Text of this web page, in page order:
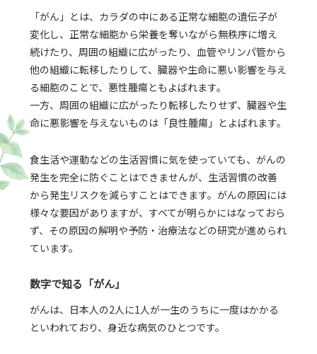
「がん」とは、カラダの中にある正常な細胞の遺伝子が
変化し、正常な細胞から栄養を奪いながら無秩序に増え
続けたり、周囲の組織に広がったり、血管やリンパ管から
他の組織に転移したりして、臓器や生命に悪い影響を与え
る細胞のことで、悪性腫瘍ともよばれます。
一方、周囲の組織に広がったり転移したりせず、臓器や生
命に悪影響を与えないものは「良性腫瘍」とよばれます。
食生活や運動などの生活習慣に気を使っていても、がんの
発生を完全に防ぐことはできませんが、生活習慣の改善
から発生リスクを減らすことはできます。がんの原因には
様々な要因がありますが、すべてが明らかにはなっておら
ず、その原因の解明や予防・治療法などの研究が進められ
ています。
数字で知る「がん」
がんは、日本人の2人に1人が一生のうちに一度はかかる
といわれており、身近な病気のひとつです。